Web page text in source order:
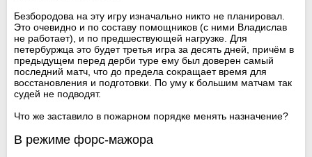
Безбородова на эту игру изначально никто не планировал.
Это очевидно и по составу помощников (с ними Владислав
не работает), и по предшествующей нагрузке. Для
петербуржца это будет третья игра за десять дней, причём в
предыдущем перед дерби туре ему был доверен самый
последний матч, что до предела сокращает время для
восстановления и подготовки. По уму к большим матчам так
судей не подводят.
Что же заставило в пожарном порядке менять назначение?
В режиме форс-мажора